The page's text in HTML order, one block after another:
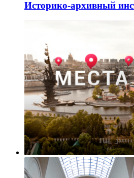
Историко-архивный